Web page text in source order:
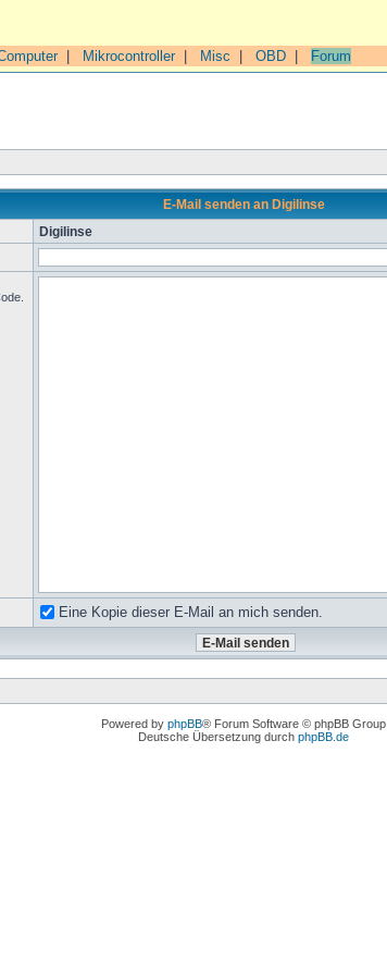
| Mikrocontroller| Misc OBD Forum
E-Mail senden an Digilinse
Digilinse
Eine Kopie dieser E-Mail an mich senden.
Powered by phpBB® Forum Software © phpBB Group
Deutsche Übersetzung durch phpBB.de